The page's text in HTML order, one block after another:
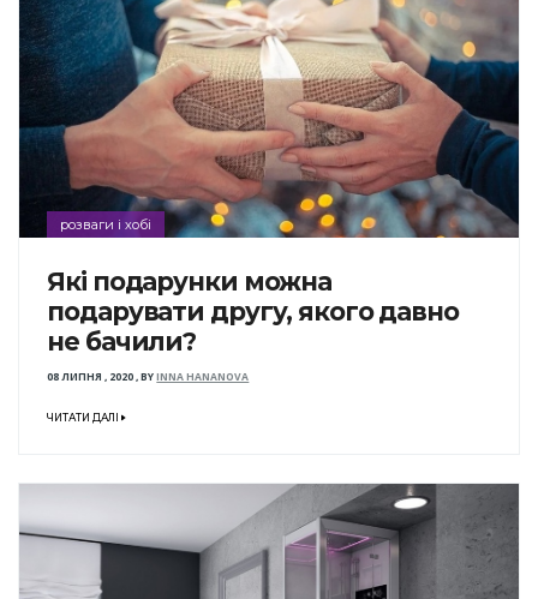
розваги і хобі
Які подарунки можна
подарувати другу, якого давно
не бачили?
08 ЛИПНЯ , 2020,BYINNA HANANOVA
ЧИТАТИ ДАЛІ